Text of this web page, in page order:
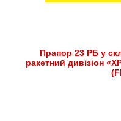
Прапор 23 РБ у
ракетний дивізіон